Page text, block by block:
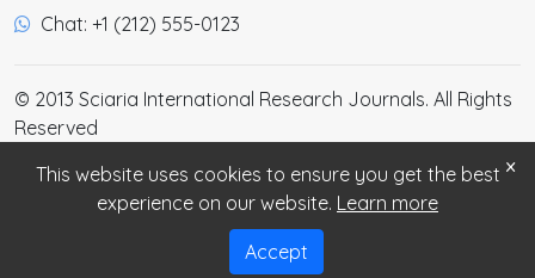
Chat: +1 (212) 555-0123
© 2013 Sciaria International Research Journals. All Rights
Reserved
×
This website uses cookies to ensure you get the best
experience on our website. Learn more
Accept